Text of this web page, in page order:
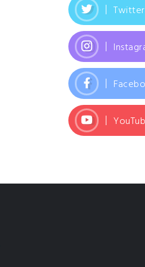
Twitter